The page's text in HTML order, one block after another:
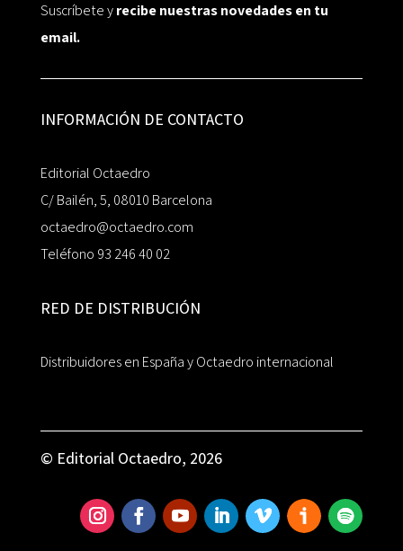
Suscríbete yrecibe nuestras novedades en tu
email.
INFORMACIÓN DE CONTACTO
Editorial Octaedro
C/ Bailén, 5, 08010 Barcelona
octaedro@octaedro.com
Teléfono 93 246 40 02
RED DE DISTRIBUCIÓN
Distribuidores en España y Octaedro internacional
© Editorial Octaedro, 2026